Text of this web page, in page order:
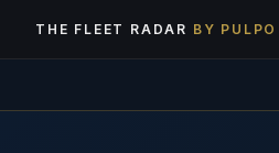
THE FLEET RADAR BY PULPO